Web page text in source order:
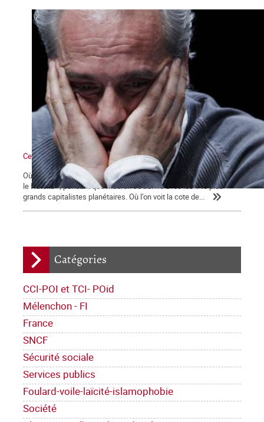
Catégories
CCI-POI et TCI- POid
Mélenchon - FI
France
SNCF
Sécurité sociale
Services publics
Foulard-voile-laïcité-islamophobie
Société
Ce qui se dessine
Où l’on voit les médias bien mangeants se ruer vers « la ruée sur
le Nutella », pendant que Macron se baffre avec les 140 plus
grands capitalistes planétaires. Où l’on voit la cote de...